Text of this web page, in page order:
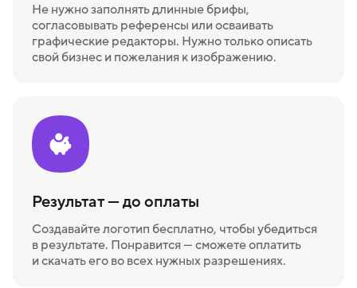
Не нужно заполнять длинные брифы,
согласовывать референсы или осваивать
графические редакторы. Нужно только описать
свой бизнес и пожелания к изображению.
Результат — до оплаты
Создавайте логотип бесплатно, чтобы убедиться
в результате. Понравится — сможете оплатить
и скачать его во всех нужных разрешениях.